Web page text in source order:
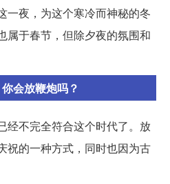
一夜，为这个寒冷而神秘的冬
属于春节，但除夕夜的氛围和
会放鞭炮吗？
经不完全符合这个时代了。放
祝的一种方式，同时也因为古